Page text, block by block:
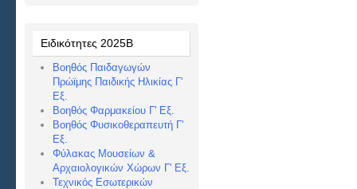
Ειδικότητες 2025Β
Βοηθός Παιδαγωγών
Πρώϊμης Παιδικής Ηλικίας Γ'
Εξ.
Βοηθός Φαρμακείου Γ' Εξ.
Βοηθός Φυσικοθεραπευτή Γ'
Εξ.
Φύλακας Μουσείων &
Αρχαιολογικών Χώρων Γ' Εξ.
Τεχνικός Εσωτερικών